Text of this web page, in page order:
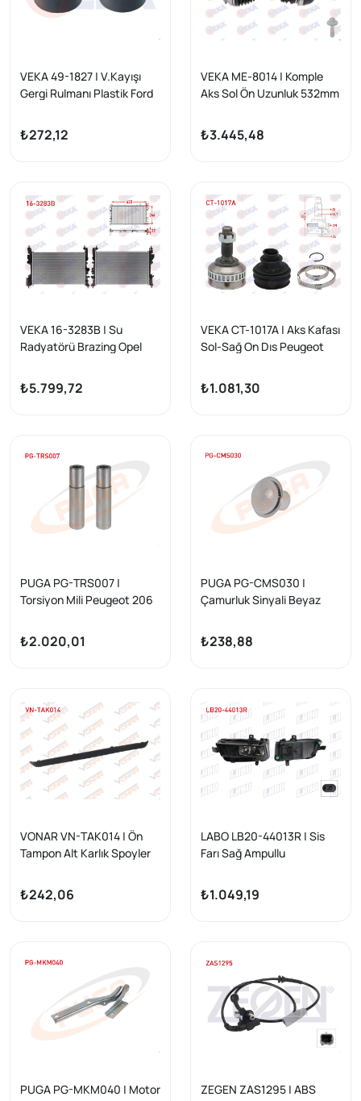
VEKA 49-1827 | V.Kayışı
Gergi Rulmanı Plastik Ford
2007
₺272,12
VEKA ME-8014 | Komple
Aks Sol Ön Uzunluk 532mm
A80 CDI-A200 CDI-A200
2012-/ B Serisi (W246)
Cla180 CDI- CLA 200 2013
₺3.445,48
VEKA 16-3283B | Su
Radyatörü Brazing Opel
Corsa E 1.4, 1.4 Turbo
2014-/ A-T
₺5.799,72
VEKA CT-1017A | Aks Kafası
Sol-Sağ On Dıs Peugeot
29 Dıs 25X34x58,4 Uzunluk
135 mm 1996-2008
₺1.081,30
PUGA PG-TRS007 |
Torsiyon Mili Peugeot 206
₺2.020,01
PUGA PG-CMS030 |
Çamurluk Sinyali Beyaz
Adet
₺238,88
VONAR VN-TAK014 | Ön
Tampon Alt Karlık Spoyler
₺242,06
LABO LB20-44013R | Sis
Farı Sağ Ampullu
2016
₺1.049,19
PUGA PG-MKM040 | Motor
ZEGEN ZAS1295 | ABS